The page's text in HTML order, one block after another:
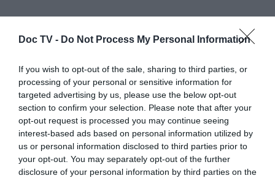
Doc TV - Do Not Process My Personal Information
If you wish to opt-out of the sale, sharing to third parties, or
processing of your personal or sensitive information for
targeted advertising by us, please use the below opt-out
section to confirm your selection. Please note that after your
opt-out request is processed you may continue seeing
interest-based ads based on personal information utilized by
us or personal information disclosed to third parties prior to
your opt-out. You may separately opt-out of the further
disclosure of your personal information by third parties on the